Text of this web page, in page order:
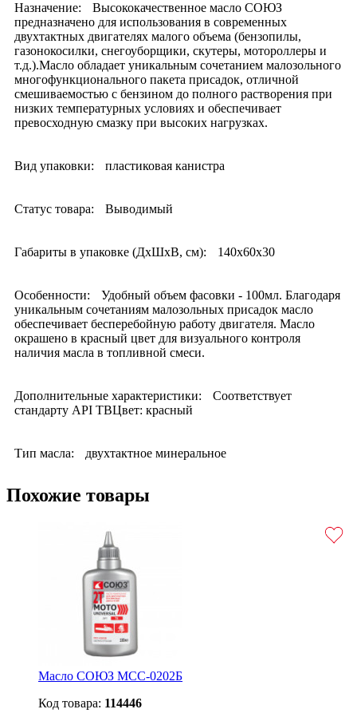
Назначение:
Высококачественное масло СОЮЗ
предназначено для использования в современных
двухтактных двигателях малого объема (бензопилы,
газонокосилки, снегоуборщики, скутеры, мотороллеры и
т.д.).Масло обладает уникальным сочетанием малозольного
многофункционального пакета присадок, отличной
смешиваемостью с бензином до полного растворения при
низких температурных условиях и обеспечивает
превосходную смазку при высоких нагрузках.
Вид упаковки: пластиковая канистра
Статус товара: Выводимый
Габариты в упаковке (ДхШхВ, см): 140x60x30
Особенности:
Удобный объем фасовки - 100мл. Благодаря
уникальным сочетаниям малозольных присадок масло
обеспечивает бесперебойную работу двигателя. Масло
окрашено в красный цвет для визуального контроля
наличия масла в топливной смеси.
Дополнительные характеристики:
Соответствует
стандарту API TBЦвет: красный
Тип масла: двухтактное минеральное
Похожие товары
Масло СОЮЗ МСС-0202Б
Код товара: 114446